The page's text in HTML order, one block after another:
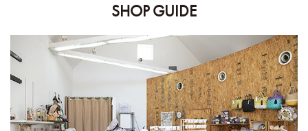
SHOP GUIDE